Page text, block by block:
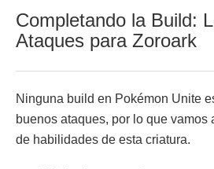
Completando la Build:
Ataques para Zoroark
Ninguna build en Pokémon Unite
buenos ataques, por lo que vamos
de habilidades de esta criatura.